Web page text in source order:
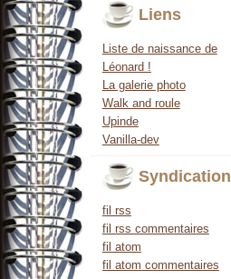
Liens
Liste de naissance de
Léonard !
La galerie photo
Walk and roule
Upinde
Vanilla-dev
Syndication
fil rss
fil rss commentaires
fil atom
fil atom commentaires